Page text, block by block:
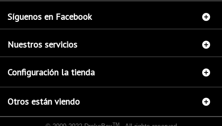
Síguenos en Facebook
Nuestros servicios
Configuración la tienda
Otros están viendo
TM